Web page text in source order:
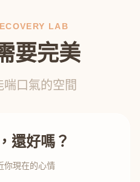
LAB
要完美
喘口氣的空間
還好嗎？
你現在的心情